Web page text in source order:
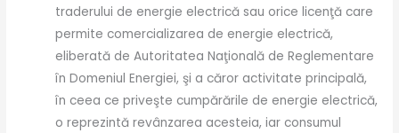
traderului de energie electrică sau orice licenţă care
permite comercializarea de energie electrică,
eliberată de Autoritatea Naţională de Reglementare
în Domeniul Energiei, şi a căror activitate principală,
în ceea ce priveşte cumpărările de energie electrică,
o reprezintă revânzarea acesteia, iar consumul